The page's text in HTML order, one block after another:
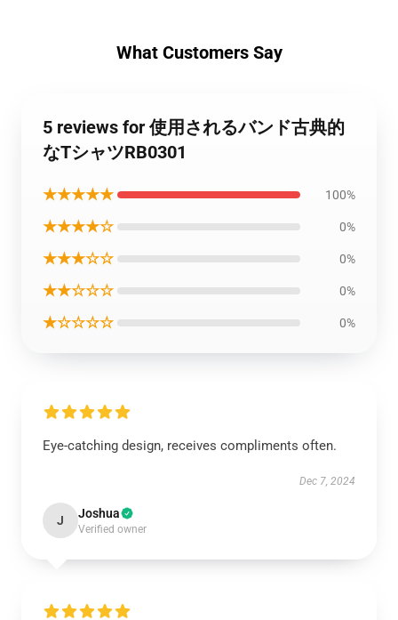
What Customers Say
5 reviews for 使用されるバンド古典的
なTシャツRB0301
★★★★★ 100%
★★★★☆ 0%
★★★☆☆ 0%
★★☆☆☆ 0%
★☆☆☆☆ 0%
Eye-catching design, receives compliments often.
Dec 7, 2024
J Joshua
Verified owner